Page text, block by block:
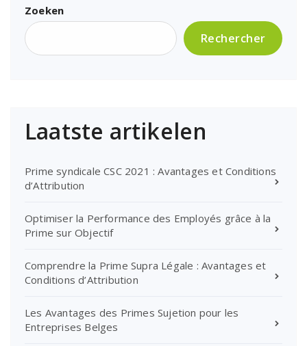
Zoeken
Rechercher
Laatste artikelen
Prime syndicale CSC 2021 : Avantages et Conditions
d’Attribution
Optimiser la Performance des Employés grâce à la
Prime sur Objectif
Comprendre la Prime Supra Légale : Avantages et
Conditions d’Attribution
Les Avantages des Primes Sujetion pour les
Entreprises Belges